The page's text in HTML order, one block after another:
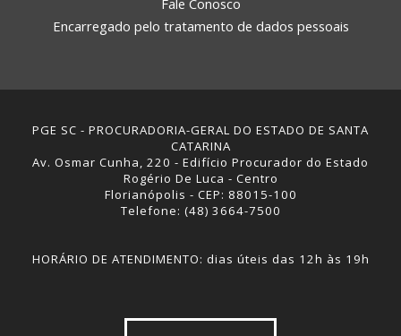
Fale Conosco
Encarregado pelo tratamento de dados pessoais
PGE SC - PROCURADORIA-GERAL DO ESTADO DE SANTA
CATARINA
Av. Osmar Cunha, 220 - Edifício Procurador do Estado
Rogério De Luca - Centro
Florianópolis - CEP: 88015-100
Telefone: (48) 3664-7500
HORÁRIO DE ATENDIMENTO: dias úteis das 12h às 19h